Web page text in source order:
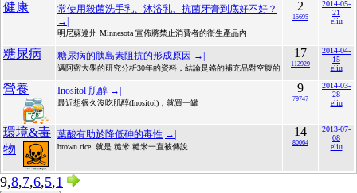
健康
常使用殺菌洗手乳、沐浴乳、抗菌牙膏到底好不好？
→|
明尼蘇達州 Minnesota 宣佈將禁止消費者的衛生產品內
2
15695
2014-05-
21
eliu
糖尿病 糖尿病的胰島素阻抗的形成原因 →|
邁阿密大學的研究分析30年的資料，結論是鉻的補充品對空腹的
17
112929
2014-04-
15
eliu
營養 Inositol 肌醇 →|
最近想很久沒吃肌醇(Inositol)，就買一罐
9
79747
2014-03-
28
eliu
環境&毒
物
葉酸有助於降低砷的毒性 →|
brown rice 就是 糙米 糙米一直被傳說
14
80064
2013-07-
08
eliu
9,8,7,6,5,1